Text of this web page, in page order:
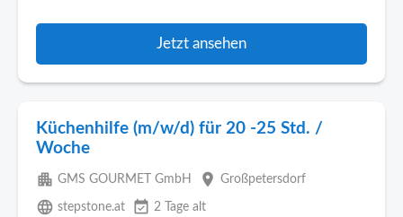
Jetzt ansehen
Küchenhilfe (m/w/d) für 20 -25 Std. /
Woche
apartment GMS GOURMET GmbH place Großpetersdorf
language stepstone.at event_available 2 Tage alt